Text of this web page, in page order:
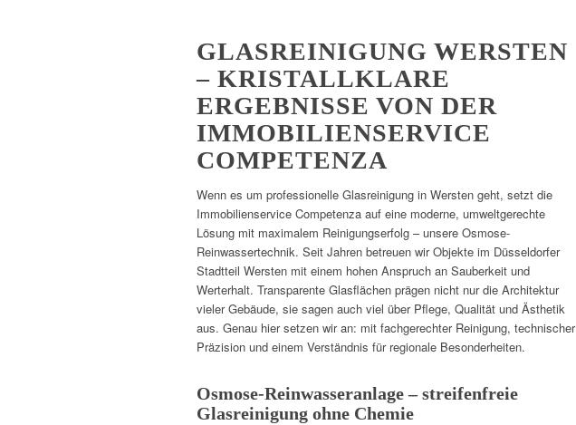
GLASREINIGUNG WERSTEN
– KRISTALLKLARE
ERGEBNISSE VON DER
IMMOBILIENSERVICE
COMPETENZA
Wenn es um professionelle Glasreinigung in Wersten geht, setzt die
Immobilienservice Competenza auf eine moderne, umweltgerechte
Lösung mit maximalem Reinigungserfolg – unsere Osmose-
Reinwassertechnik. Seit Jahren betreuen wir Objekte im Düsseldorfer
Stadtteil Wersten mit einem hohen Anspruch an Sauberkeit und
Werterhalt. Transparente Glasflächen prägen nicht nur die Architektur
vieler Gebäude, sie sagen auch viel über Pflege, Qualität und Ästhetik
aus. Genau hier setzen wir an: mit fachgerechter Reinigung, technischer
Präzision und einem Verständnis für regionale Besonderheiten.
Osmose-Reinwasseranlage – streifenfreie
Glasreinigung ohne Chemie